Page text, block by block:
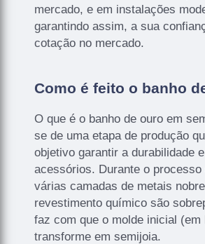
mercado, e em instalações
garantindo assim, a sua
cotação no mercado.
Como é feito o banho
O que é o banho de ouro em
se de uma etapa de produção
objetivo garantir a durabilidade
acessórios. Durante o processo
várias camadas de metais
revestimento químico são
faz com que o molde inicial (em
transforme em semijoia.